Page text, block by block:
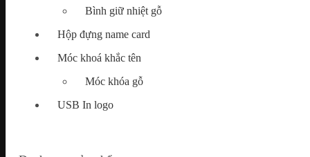
Bình giữ nhiệt gỗ
Hộp đựng name card
Móc khoá khắc tên
Móc khóa gỗ
USB In logo